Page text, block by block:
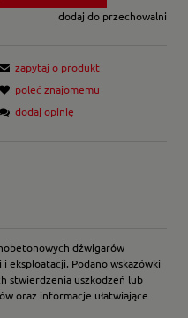
dodaj do przechowalni
zapytaj o produkt
poleć znajomemu
dodaj opinię
dźwigarów
eksploatacji. Podano wskazówki
stwierdzenia uszkodzeń lub
oraz informacje ułatwiające